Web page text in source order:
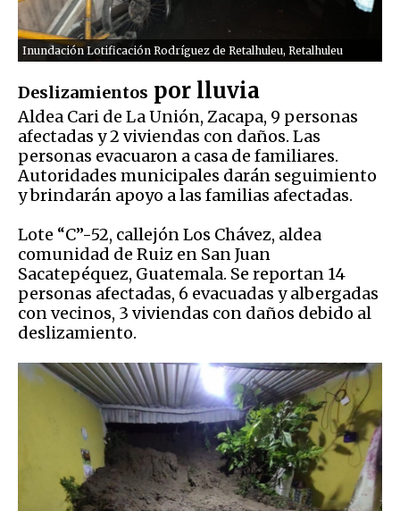
Inundación Lotificación Rodríguez de Retalhuleu, Retalhuleu
Deslizamientos por lluvia
Aldea Cari de La Unión, Zacapa, 9 personas
afectadas y 2 viviendas con daños. Las
personas evacuaron a casa de familiares.
Autoridades municipales darán seguimiento
y brindarán apoyo a las familias afectadas.
Lote “C”-52, callejón Los Chávez, aldea
comunidad de Ruiz en San Juan
Sacatepéquez, Guatemala. Se reportan 14
personas afectadas, 6 evacuadas y albergadas
con vecinos, 3 viviendas con daños debido al
deslizamiento.